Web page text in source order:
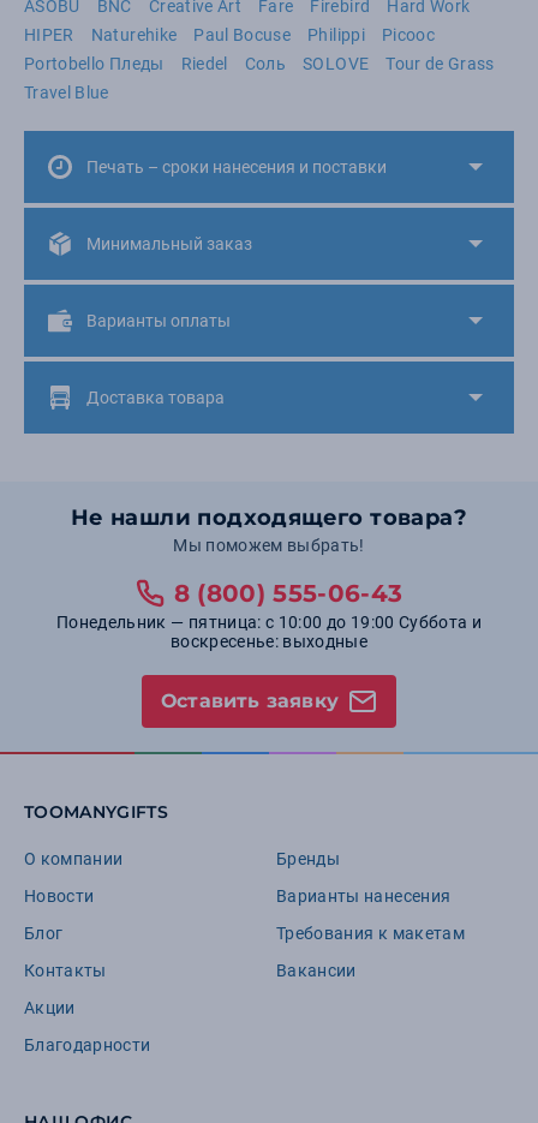
ASOBU
BNC Creative Art Fare Firebird
Hard Work
HIPER
Naturehike Paul Bocuse Philippi
Picooc
Portobello Пледы
Riedel Соль SOLOVE
Tour de Grass
Travel Blue
Печать – сроки нанесения и поставки
Минимальный заказ
Варианты оплаты
Доставка товара
Не нашли подходящего товара?
Мы поможем выбрать!
8 (800) 555-06-43
Понедельник — пятница: с 10:00 до 19:00 Суббота и
воскресенье: выходные
Оставить заявку
TOOMANYGIFTS
О компании
Новости
Блог
Контакты
Акции
Благодарности
Бренды
Варианты нанесения
Требования к макетам
Вакансии